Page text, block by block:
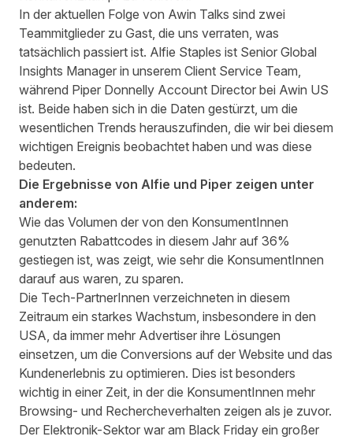
In der aktuellen Folge von Awin Talks sind zwei
Teammitglieder zu Gast, die uns verraten, was
tatsächlich passiert ist. Alfie Staples ist Senior Global
Insights Manager in unserem Client Service Team,
während Piper Donnelly Account Director bei Awin US
ist. Beide haben sich in die Daten gestürzt, um die
wesentlichen Trends herauszufinden, die wir bei diesem
wichtigen Ereignis beobachtet haben und was diese
bedeuten.
Die Ergebnisse von Alfie und Piper zeigen unter
anderem:
Wie das Volumen der von den KonsumentInnen
genutzten Rabattcodes in diesem Jahr auf 36%
gestiegen ist, was zeigt, wie sehr die KonsumentInnen
darauf aus waren, zu sparen.
Die Tech-PartnerInnen verzeichneten in diesem
Zeitraum ein starkes Wachstum, insbesondere in den
USA, da immer mehr Advertiser ihre Lösungen
einsetzen, um die Conversions auf der Website und das
Kundenerlebnis zu optimieren. Dies ist besonders
wichtig in einer Zeit, in der die KonsumentInnen mehr
Browsing- und Rechercheverhalten zeigen als je zuvor.
Der Elektronik-Sektor war am Black Friday ein großer